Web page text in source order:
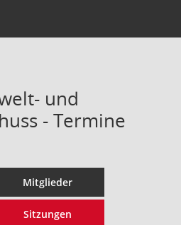
und
- Termine
Mitglieder
Sitzungen